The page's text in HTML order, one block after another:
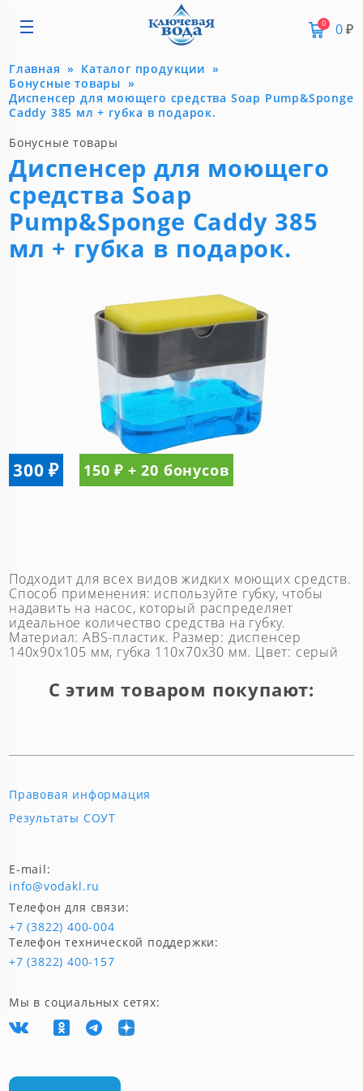
0 0₽
Главная
Каталог продукции
Бонусные товары
Диспенсер для моющего средства Soap Pump&Sponge
Caddy 385 мл + губка в подарок.
Бонусные товары
Диспенсер для моющего
средства Soap
Pump&Sponge Caddy 385
мл + губка в подарок.
Подходит для всех видов жидких моющих средств.
Способ применения: используйте губку, чтобы
надавить на насос, который распределяет
идеальное количество средства на губку.
Материал: ABS-пластик. Размер: диспенсер
140x90x105 мм, губка 110x70x30 мм. Цвет: серый
300 ₽ 150 ₽ + 20 бонусов
С этим товаром покупают:
Правовая информация
Результаты СОУТ
Телефон для связи:
+7 (3822) 400-004
Телефон технической поддержки:
+7 (3822) 400-157
E-mail:
info@vodakl.ru
Мы в социальных сетях: